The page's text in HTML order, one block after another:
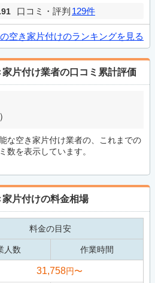
口コミ・評判 129件
空き家片付けのランキングを見る
片付け業者の口コミ累計評価
な空き家片付け業者の、これまでの
数を表示しています。
片付けの料金相場
料金の目安
人数 作業時間
31,758円〜